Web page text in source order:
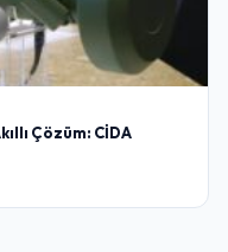
Çözüm: CİDA